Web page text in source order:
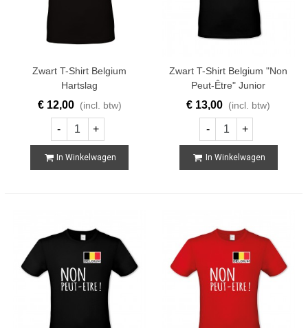
Zwart T-Shirt Belgium
Hartslag
€ 12,00 (incl. btw)
- +
In Winkelwagen
Zwart T-Shirt Belgium "Non
Peut-Être" Junior
€ 13,00 (incl. btw)
- +
In Winkelwagen